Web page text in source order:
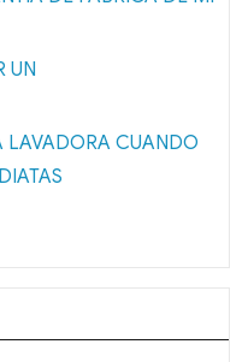
UN
LAVADORA CUANDO